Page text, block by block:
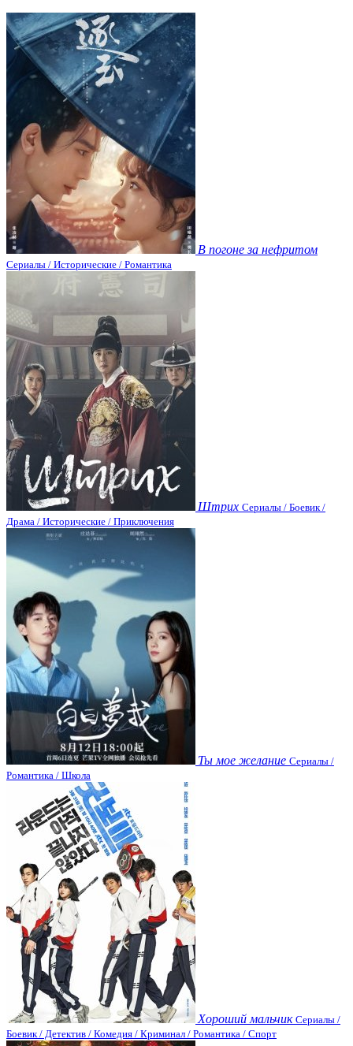
В погоне за нефритом
Сериалы / Исторические / Романтика
Штрих Сериалы / Боевик /
Драма / Исторические / Приключения
Ты мое желание Сериалы /
Романтика / Школа
Хороший мальчик Сериалы /
Боевик / Детектив / Комедия / Криминал / Романтика / Спорт